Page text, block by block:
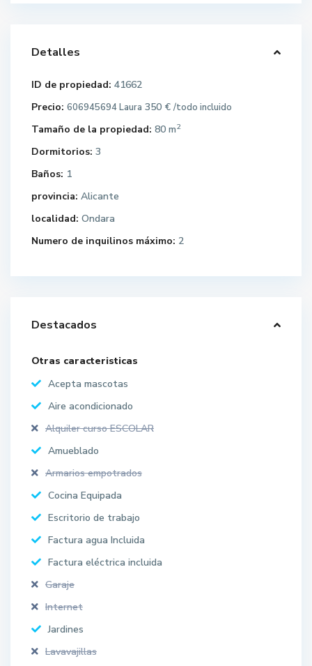
Detalles
ID de propiedad: 41662
Precio: 606945694 Laura 350 € /todo incluido
Tamaño de la propiedad: 80 m2
Dormitorios: 3
Baños: 1
provincia: Alicante
localidad: Ondara
Numero de inquilinos máximo: 2
Destacados
Otras caracteristicas
Acepta mascotas
Aire acondicionado
Alquiler curso ESCOLAR
Amueblado
Armarios empotrados
Cocina Equipada
Escritorio de trabajo
Factura agua Incluida
Factura eléctrica incluida
Garaje
Internet
Jardines
Lavavajillas